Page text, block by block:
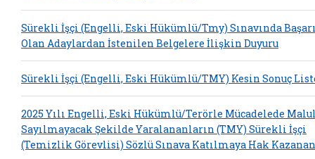
Sürekli İşçi (Engelli, Eski Hükümlü/Tmy) Sınavında
Olan Adaylardan İstenilen Belgelere İlişkin Duyuru
Sürekli İşçi (Engelli, Eski Hükümlü/TMY) Kesin Sonuç
2025 Yılı Engelli, Eski Hükümlü/Terörle Mücadelede
Sayılmayacak Şekilde Yaralananların (TMY) Sürekli İşçi
(Temizlik Görevlisi) Sözlü Sınava Katılmaya Hak